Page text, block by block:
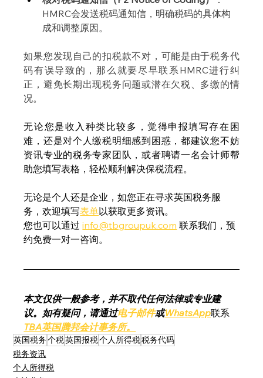
HMRC会发送税码通知信，明确税码的具体构
成和调整原因。
如果您发现自己的扣税款不对，可能是由于税务代
码有误导致的，那么就要尽早联系HMRC进行纠
正，避免长期出现税务问题或潜在欠税、多缴的情
况。
无论您是收入种类比较多，觉得申报填写存在困
难，还是对个人缴税明细感到困惑，都建议您不妨
资讯专业的税务专家团队，或者聘请一名会计师帮
助您填写表格，轻松顺利解决保税流程。
无论是个人还是企业，如您正在寻求英国税务服
务，欢迎填写表单以获取更多资讯。
您也可以通过 info@tbgroupuk.com 联系我们，预
约免费一对一咨询。
本文仅供一般参考，并不取代任何法律或专业建
议。如有疑问，请通过电子邮件或WhatsApp联系
TBA英国腾邦会计事务所。
英国税务个税英国报税个人所得税税务代码
税务资讯
个人所得税